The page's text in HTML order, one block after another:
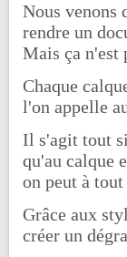
Nous venons
rendre un
Mais ça n'est
Chaque
l'on appelle
Il s'agit tout
qu'au calque
on peut à
Grâce aux
créer un